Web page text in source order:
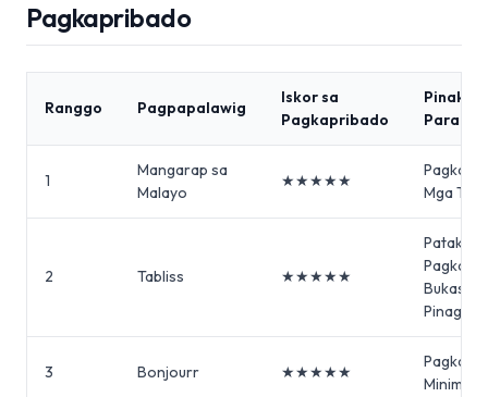
Pagkapribado
Ranggo Pagpapalawig
Iskor sa
Pagkapribado
Para sa
1
Mangarap sa
Malayo
★★★★★
Mga
2 Tabliss ★★★★★
Bukas na
3 Bonjourr ★★★★★